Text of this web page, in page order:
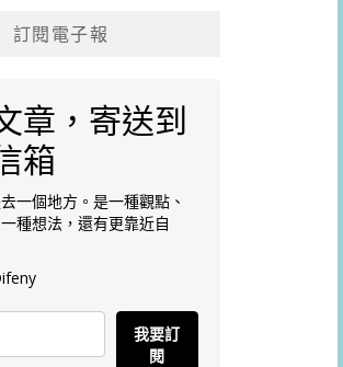
訂閱電子報
章，寄送到
箱
一個地方。是一種觀點、
種想法，還有更靠近自
我要訂
閱